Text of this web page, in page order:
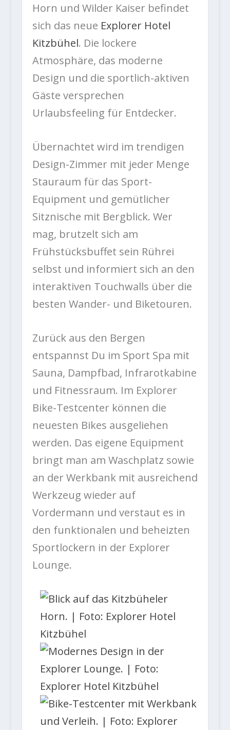
Horn und Wilder Kaiser befindet
sich das neue Explorer Hotel
Kitzbühel. Die lockere
Atmosphäre, das moderne
Design und die sportlich-aktiven
Gäste versprechen
Urlaubsfeeling für Entdecker.
Übernachtet wird im trendigen
Design-Zimmer mit jeder Menge
Stauraum für das Sport-
Equipment und gemütlicher
Sitznische mit Bergblick. Wer
mag, brutzelt sich am
Frühstücksbuffet sein Rührei
selbst und informiert sich an den
interaktiven Touchwalls über die
besten Wander- und Biketouren.
Zurück aus den Bergen
entspannst Du im Sport Spa mit
Sauna, Dampfbad, Infrarotkabine
und Fitnessraum. Im Explorer
Bike-Testcenter können die
neuesten Bikes ausgeliehen
werden. Das eigene Equipment
bringt man am Waschplatz sowie
an der Werkbank mit ausreichend
Werkzeug wieder auf
Vordermann und verstaut es in
den funktionalen und beheizten
Sportlockern in der Explorer
Lounge.